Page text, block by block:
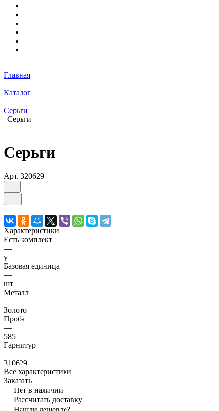
Главная
Каталог
Серьги
Серьги
Серьги
Арт. 320629
Характеристики
Есть комплект
—
y
Базовая единица
—
шт
Металл
—
Золото
Проба
—
585
Гарнитур
—
310629
Все характеристики
Заказать
Нет в наличии
Рассчитать доставку